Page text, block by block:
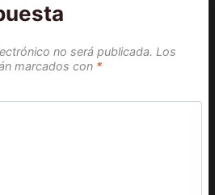
no será publicada. Los
marcados con *